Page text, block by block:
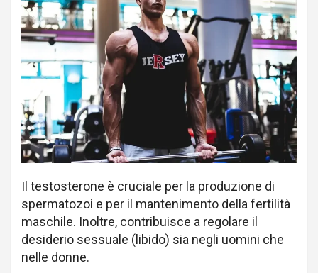
Il testosterone è cruciale per la produzione di
spermatozoi e per il mantenimento della fertilità
maschile. Inoltre, contribuisce a regolare il
desiderio sessuale (libido) sia negli uomini che
nelle donne.